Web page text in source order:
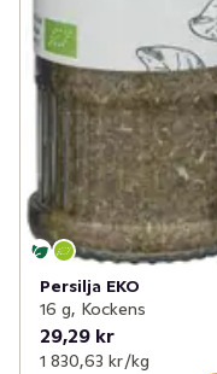
Persilja EKO
16 g, Kockens
29,29 kr
1 830,63 kr /kg